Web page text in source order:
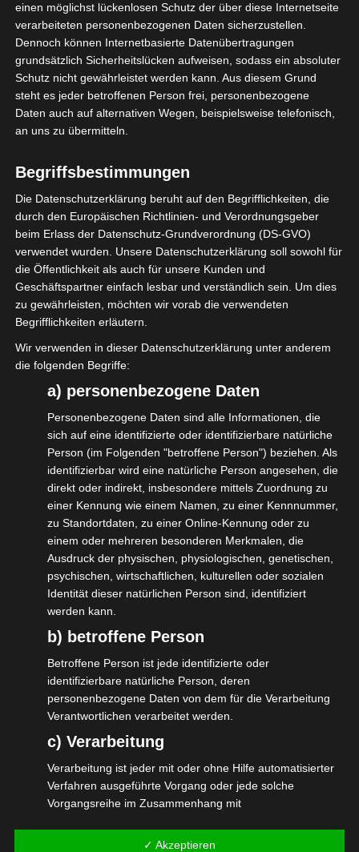
Selbstständige in der Coronakrise:
Die Journalisten Michael Kröger und Anne
Seith haben im Spiegel einen sehr gut
recherchierten Artikel zu Selbständigen in
der Corona-Krise geschrieben. Darin heißt
es unter anderem „…die Appelle
waren vergebens. Auf der
Wirtschaftsministerkonferenz am 5. Mai
erteilte
Bundesminister Altmaier den Vorschlägen
seiner Länderkollegen eine Absage.“
Diese Ignoranz der Tatsachen auf Seite des
#BMWI verurteilt die #ISDV aufs schärfste.
Das darf nicht die Haltung eines
Bundeswirtschaftsministers sein. Aussitzen
ist der falsche Weg. Aktion und Hilfe sind
gefordert.
Neben einer Reihe an Selbständigen,
schildert auch Beate Meier, Vertreterin des
ATICOM in der #BAGSV, ihre Sicht und ihre
Situation.
Lest den ganzen Artikel hier:
https://www.spiegel.de/wirtschaft/
einen möglichst lückenlosen Schutz der über diese Internetseite
verarbeiteten personenbezogenen Daten sicherzustellen.
Dennoch können Internetbasierte Datenübertragungen
grundsätzlich Sicherheitslücken aufweisen, sodass ein absoluter
Schutz nicht gewährleistet werden kann. Aus diesem Grund
steht es jeder betroffenen Person frei, personenbezogene
Daten auch auf alternativen Wegen, beispielsweise telefonisch,
an uns zu übermitteln.
Begriffsbestimmungen
Die Datenschutzerklärung beruht auf den Begrifflichkeiten, die
durch den Europäischen Richtlinien- und Verordnungsgeber
beim Erlass der Datenschutz-Grundverordnung (DS-GVO)
verwendet wurden. Unsere Datenschutzerklärung soll sowohl für
die Öffentlichkeit als auch für unsere Kunden und
Geschäftspartner einfach lesbar und verständlich sein. Um dies
zu gewährleisten, möchten wir vorab die verwendeten
Begrifflichkeiten erläutern.
Wir verwenden in dieser Datenschutzerklärung unter anderem
die folgenden Begriffe:
a) personenbezogene Daten
Personenbezogene Daten sind alle Informationen, die
sich auf eine identifizierte oder identifizierbare natürliche
Person (im Folgenden "betroffene Person") beziehen. Als
identifizierbar wird eine natürliche Person angesehen, die
direkt oder indirekt, insbesondere mittels Zuordnung zu
einer Kennung wie einem Namen, zu einer Kennnummer,
zu Standortdaten, zu einer Online-Kennung oder zu
einem oder mehreren besonderen Merkmalen, die
Ausdruck der physischen, physiologischen, genetischen,
psychischen, wirtschaftlichen, kulturellen oder sozialen
Identität dieser natürlichen Person sind, identifiziert
werden kann.
b) betroffene Person
Betroffene Person ist jede identifizierte oder
identifizierbare natürliche Person, deren
personenbezogene Daten von dem für die Verarbeitung
Verantwortlichen verarbeitet werden.
c) Verarbeitung
Verarbeitung ist jeder mit oder ohne Hilfe automatisierter
Verfahren ausgeführte Vorgang oder jede solche
Vorgangsreihe im Zusammenhang mit
Erfassen, die Organisation, das Ordnen, die Speicherung,
✓ Akzeptieren